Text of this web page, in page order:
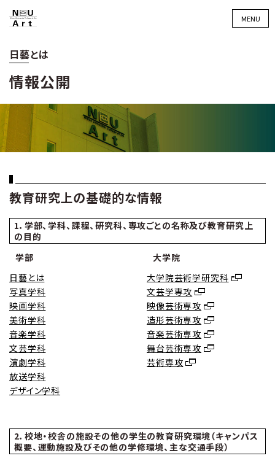
MENU
日藝とは
情報公開
教育研究上の基礎的な情報
1．学部、学科、課程、研究科、専攻ごとの名称及び教育研究上
の目的
学部
日藝とは
写真学科
映画学科
美術学科
音楽学科
文芸学科
演劇学科
放送学科
デザイン学科
大学院
大学院芸術学研究科
文芸学専攻
映像芸術専攻
造形芸術専攻
音楽芸術専攻
舞台芸術専攻
芸術専攻
2．校地・校舎の施設その他の学生の教育研究環境（キャンパス
概要、運動施設及びその他の学修環境、主な交通手段）